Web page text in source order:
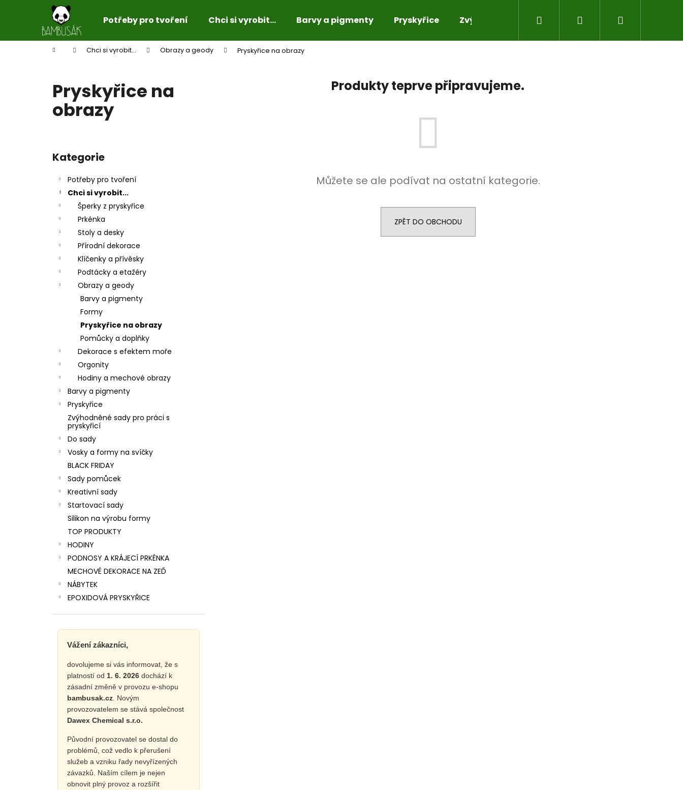
Potřeby pro tvoření Chci si vyrobit... Barvy a pigmenty Pryskyřice Zvýhodněné sady pro práci s pryskyřicí
Přihlášení
Domů Chci si vyrobit... Obrazy a geody Pryskyřice na obrazy
Pryskyřice na
obrazy
Přeskočit
kategorie
Kategorie
Potřeby pro tvoření
Chci si vyrobit...
Šperky z pryskyřice
Prkénka
Stoly a desky
Přírodní dekorace
Klíčenky a přívěsky
Podtácky a etažéry
Obrazy a geody
Barvy a pigmenty
Formy
Pryskyřice na obrazy
Pomůcky a doplňky
Dekorace s efektem moře
Orgonity
Hodiny a mechové obrazy
Barvy a pigmenty
Pryskyřice
Zvýhodněné sady pro práci s
pryskyřicí
Do sady
Vosky a formy na svíčky
BLACK FRIDAY
Sady pomůcek
Kreativní sady
Startovací sady
Silikon na výrobu formy
TOP PRODUKTY
HODINY
PODNOSY A KRÁJECÍ PRKÉNKA
MECHOVÉ DEKORACE NA ZEĎ
NÁBYTEK
EPOXIDOVÁ PRYSKYŘICE
Vážení zákazníci,
dovolujeme si vás informovat, že s
platností od 1. 6. 2026 dochází k
zásadní změně v provozu e-shopu
bambusak.cz . Novým
provozovatelem se stává společnost
Dawex Chemical s.r.o.
Původní provozovatel se dostal do
problémů, což vedlo k přerušení
služeb a vzniku řady nevyřízených
závazků. Naším cílem je nejen
obnovit plný provoz a rozšířit
Produkty teprve připravujeme.
Můžete se ale podívat na ostatní kategorie.
ZPĚT DO OBCHODU
í
Zpět
do
Zpět
do
Co potřebujete najít?
HLEDAT